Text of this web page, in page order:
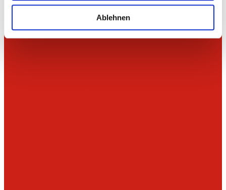
Ablehnen